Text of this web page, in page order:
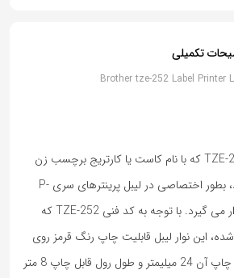
تکمیلی
Brother tze-252 Label Printer
نوار لیبل زن برادر کد TZE-252 که با نام کاست یا کارتریج برچسب زن
برادر نیز شناخته می شود، بطور اختصاصی در لیبل پرینترهای سری P-
Touch مورد استفاده قرار می گیرد. با توجه به کد فنی TZE-252 که
این نوار لیبل قابلیت چاپ رنگ قرمز روی
لیبل سفید را دارد. عرض چاپ آن 24 میلیمتر و طول رول قابل چاپ 8 متر